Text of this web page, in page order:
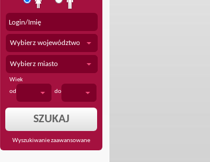
Wybierz województwo
Wybierz miasto
Wiek
od
do
Wyszukiwanie zaawansowane